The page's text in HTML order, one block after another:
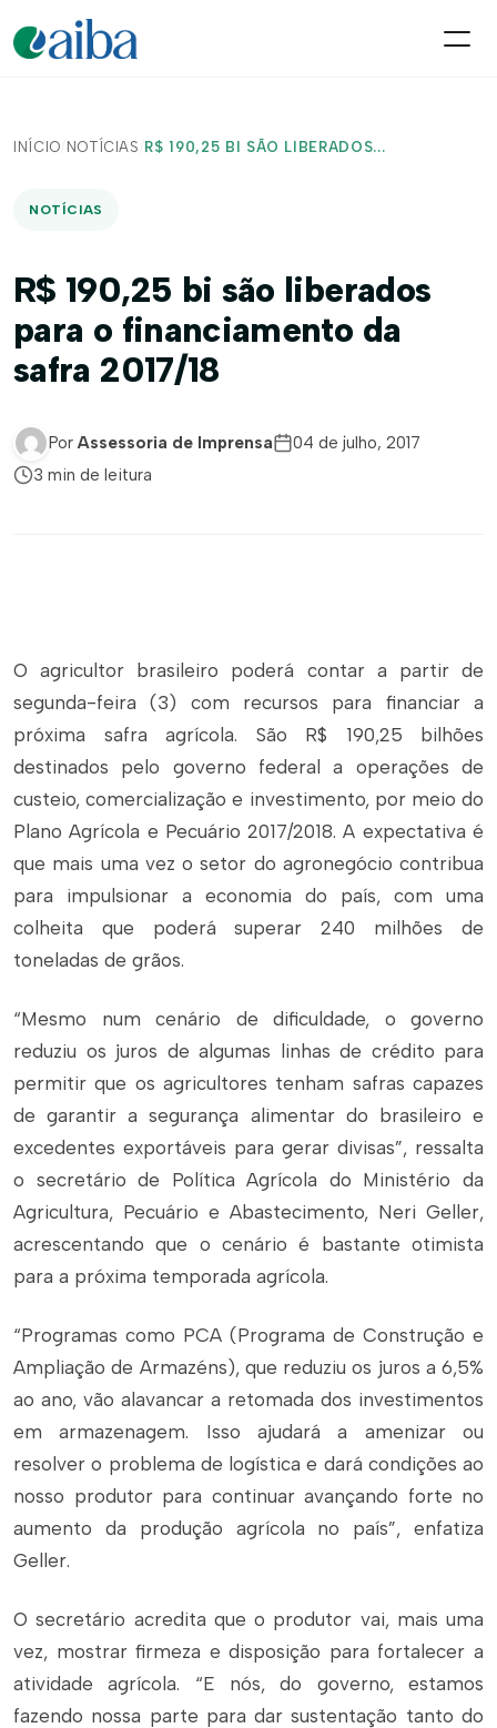
INÍCIO/ NOTÍCIAS / R$ 190,25 BI SÃO LIBERADOS...
NOTÍCIAS
R$ 190,25 bi são liberados
para o financiamento da
safra 2017/18
Por Assessoria de Imprensa
04 de julho, 2017
3 min de leitura
O agricultor brasileiro poderá contar a partir de
segunda-feira (3) com recursos para financiar a
próxima safra agrícola. São R$ 190,25 bilhões
destinados pelo governo federal a operações de
custeio, comercialização e investimento, por meio do
Plano Agrícola e Pecuário 2017/2018. A expectativa é
que mais uma vez o setor do agronegócio contribua
para impulsionar a economia do país, com uma
colheita que poderá superar 240 milhões de
toneladas de grãos.
“Mesmo num cenário de dificuldade, o governo
reduziu os juros de algumas linhas de crédito para
permitir que os agricultores tenham safras capazes
de garantir a segurança alimentar do brasileiro e
excedentes exportáveis para gerar divisas”, ressalta
o secretário de Política Agrícola do Ministério da
Agricultura, Pecuário e Abastecimento, Neri Geller,
acrescentando que o cenário é bastante otimista
para a próxima temporada agrícola.
“Programas como PCA (Programa de Construção e
Ampliação de Armazéns), que reduziu os juros a 6,5%
ao ano, vão alavancar a retomada dos investimentos
em armazenagem. Isso ajudará a amenizar ou
resolver o problema de logística e dará condições ao
nosso produtor para continuar avançando forte no
aumento da produção agrícola no país”, enfatiza
Geller.
O secretário acredita que o produtor vai, mais uma
vez, mostrar firmeza e disposição para fortalecer a
atividade agrícola. “E nós, do governo, estamos
fazendo nossa parte para dar sustentação tanto do